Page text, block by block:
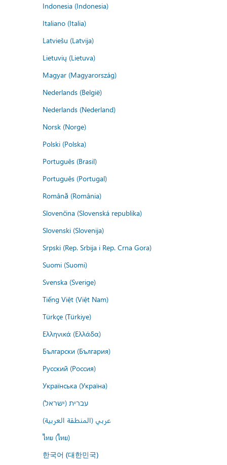
Indonesia (Indonesia)
Italiano (Italia)
Latviešu (Latvija)
Lietuvių (Lietuva)
Magyar (Magyarország)
Nederlands (België)
Nederlands (Nederland)
Norsk (Norge)
Polski (Polska)
Português (Brasil)
Português (Portugal)
Română (România)
Slovenčina (Slovenská republika)
Slovenski (Slovenija)
Srpski (Rep. Srbija i Rep. Crna Gora)
Suomi (Suomi)
Svenska (Sverige)
Tiếng Việt (Việt Nam)
Türkçe (Türkiye)
Ελληνικά (Ελλάδα)
Български (България)
Русский (Россия)
Українська (Україна)
עברית (ישראל)
عربي (المنطقة العربية)
ไทย (ไทย)
한국어 (대한민국)